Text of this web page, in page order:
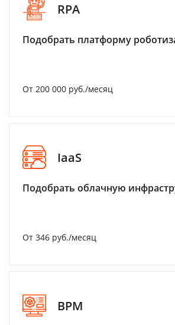
RPA
Подобрать платформу
От 200 000 руб./месяц
IaaS
Подобрать облачную
От 346 руб./месяц
BPM